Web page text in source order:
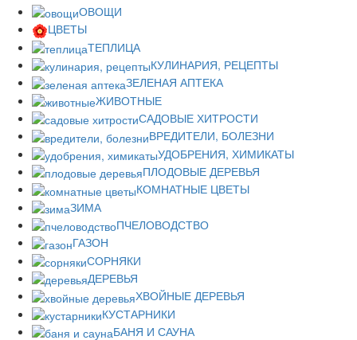
ОВОЩИ
ЦВЕТЫ
ТЕПЛИЦА
КУЛИНАРИЯ, РЕЦЕПТЫ
ЗЕЛЕНАЯ АПТЕКА
ЖИВОТНЫЕ
САДОВЫЕ ХИТРОСТИ
ВРЕДИТЕЛИ, БОЛЕЗНИ
УДОБРЕНИЯ, ХИМИКАТЫ
ПЛОДОВЫЕ ДЕРЕВЬЯ
КОМНАТНЫЕ ЦВЕТЫ
ЗИМА
ПЧЕЛОВОДСТВО
ГАЗОН
СОРНЯКИ
ДЕРЕВЬЯ
ХВОЙНЫЕ ДЕРЕВЬЯ
КУСТАРНИКИ
БАНЯ И САУНА